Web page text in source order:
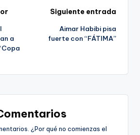
a
Siguiente entrada
Aimar Habibi pisa
fuerte con “FÁTIMA”
¿Por qué no comienzas el